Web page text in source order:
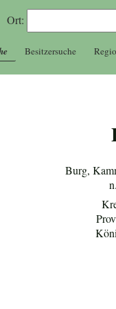
Ort:
Besitzersuche
Burg,